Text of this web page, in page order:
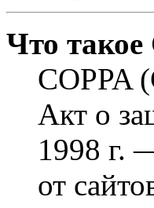
Что такое
COPPA
Акт о
1998 г.
от